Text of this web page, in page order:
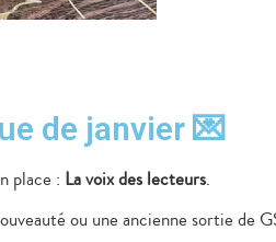
de janvier 💌
place : La voix des lecteurs.
ou une ancienne sortie de